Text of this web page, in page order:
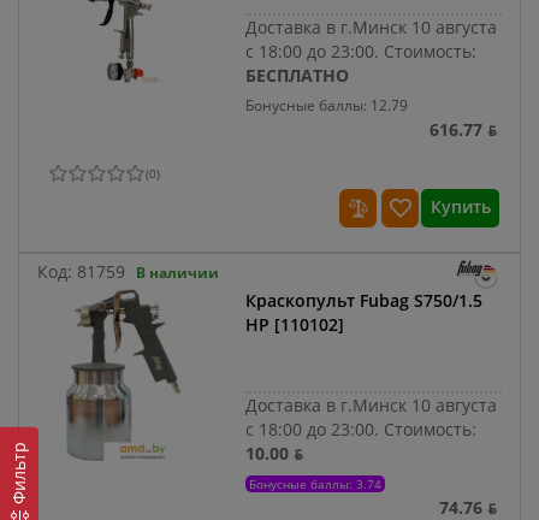
Фильтр
Доставка в г.Минск 10 августа
с 18:00 до 23:00. Стоимость:
БЕСПЛАТНО
Бонусные баллы: 12.79
616.77 ƃ
(0)
Купить
Код: 81759 В наличии
Краскопульт Fubag S750/1.5
HP [110102]
Доставка в г.Минск 10 августа
с 18:00 до 23:00. Стоимость:
10.00 ƃ
Бонусные баллы: 3.74
74.76 ƃ